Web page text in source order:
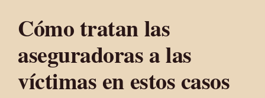
Cómo tratan las
aseguradoras a las
víctimas en estos casos